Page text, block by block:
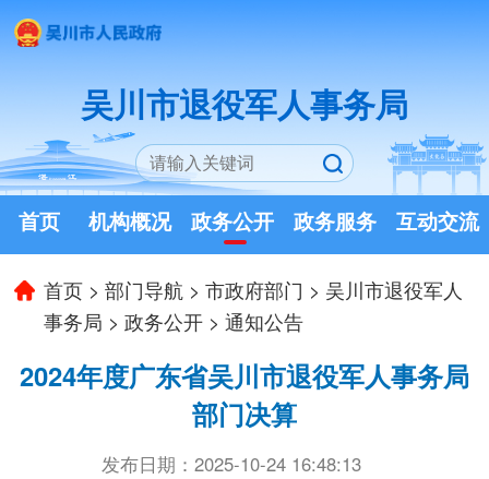
吴川市退役军人事务局
首页 机构概况 政务公开 政务服务 互动交流
首页 >部门导航 >市政府部门 > 吴川市退役军人
事务局 >政务公开 >通知公告
2024年度广东省吴川市退役军人事务局
部门决算
发布日期：2025-10-24 16:48:13